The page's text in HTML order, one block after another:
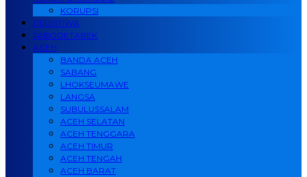
KORUPSI
PERISTIWA
JABODETABEK
ACEH
BANDA ACEH
SABANG
LHOKSEUMAWE
LANGSA
SUBULUSSALAM
ACEH SELATAN
ACEH TENGGARA
ACEH TIMUR
ACEH TENGAH
ACEH BARAT